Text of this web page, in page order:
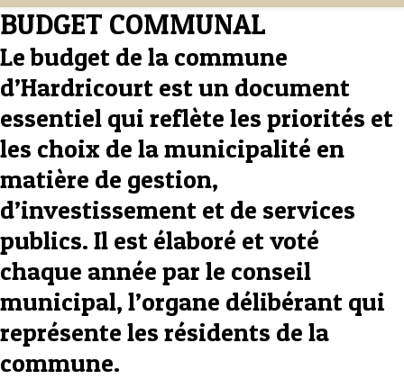
BUDGET COMMUNAL
Lebudget de la commune
d’Hardricourt est un document
essentiel qui reflète les priorités et
les choix de la municipalité en
matière de gestion,
d’investissement et de services
publics. Il est élaboré et voté
chaque année par le conseil
municipal, l’organe délibérant qui
représente les résidents de la
commune.